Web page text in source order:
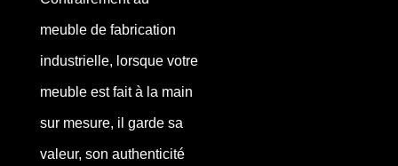
meuble de fabrication
industrielle, lorsque votre
meuble est fait à la main
sur mesure, il garde sa
valeur, son authenticité